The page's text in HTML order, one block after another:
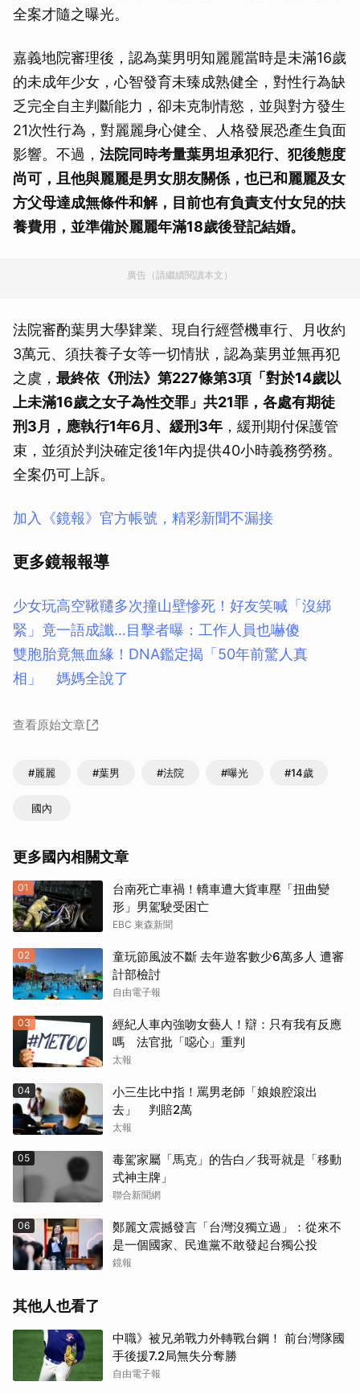
全案才隨之曝光。
嘉義地院審理後，認為葉男明知麗麗當時是未滿16歲
的未成年少女，心智發育未臻成熟健全，對性行為缺
乏完全自主判斷能力，卻未克制情慾，並與對方發生
21次性行為，對麗麗身心健全、人格發展恐產生負面
影響。不過， 法院同時考量葉男坦承犯行、犯後態度
尚可，且他與麗麗是男女朋友關係，也已和麗麗及女
方父母達成無條件和解，目前也有負責支付女兒的扶
養費用，並準備於麗麗年滿18歲後登記結婚。
廣告（請繼續閱讀本文）
法院審酌葉男大學肄業、現自行經營機車行、月收約
3萬元、須扶養子女等一切情狀，認為葉男並無再犯
之虞， 最終依《刑法》第227條第3項「對於14歲以
上未滿16歲之女子為性交罪」共21罪，各處有期徒
刑3月，應執行1年6月、緩刑3年 ，緩刑期付保護管
束，並須於判決確定後1年內提供40小時義務勞務。
全案仍可上訴。
加入《鏡報》官方帳號，精彩新聞不漏接
更多鏡報報導
少女玩高空鞦韆多次撞山壁慘死！好友笑喊「沒綁
緊」竟一語成讖…目擊者曝：工作人員也嚇傻
雙胞胎竟無血緣！DNA鑑定揭「50年前驚人真
相」 媽媽全說了
查看原始文章
#麗麗 #葉男 #法院 #曝光 #14歲
國內
更多國內相關文章
01
台南死亡車禍！轎車遭大貨車壓「扭曲變
形」男駕駛受困亡
EBC 東森新聞
02
童玩節風波不斷 去年遊客數少6萬多人 遭審
計部檢討
自由電子報
03
經紀人車內強吻女藝人！辯：只有我有反應
嗎 法官批「噁心」重判
太報
04
小三生比中指！罵男老師「娘娘腔滾出
去」 判賠2萬
太報
05
毒駕家屬「馬克」的告白／我哥就是「移動
式神主牌」
聯合新聞網
06
鄭麗文震撼發言「台灣沒獨立過」：從來不
是一個國家、民進黨不敢發起台獨公投
鏡報
其他人也看了
中職》被兄弟戰力外轉戰台鋼！ 前台灣隊國
手後援7.2局無失分奪勝
自由電子報